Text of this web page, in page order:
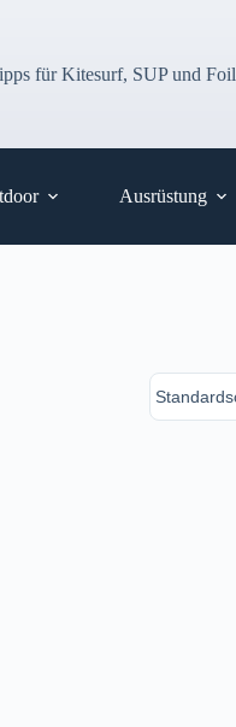
für Kitesurf, SUP und Foil
Ausrüstung